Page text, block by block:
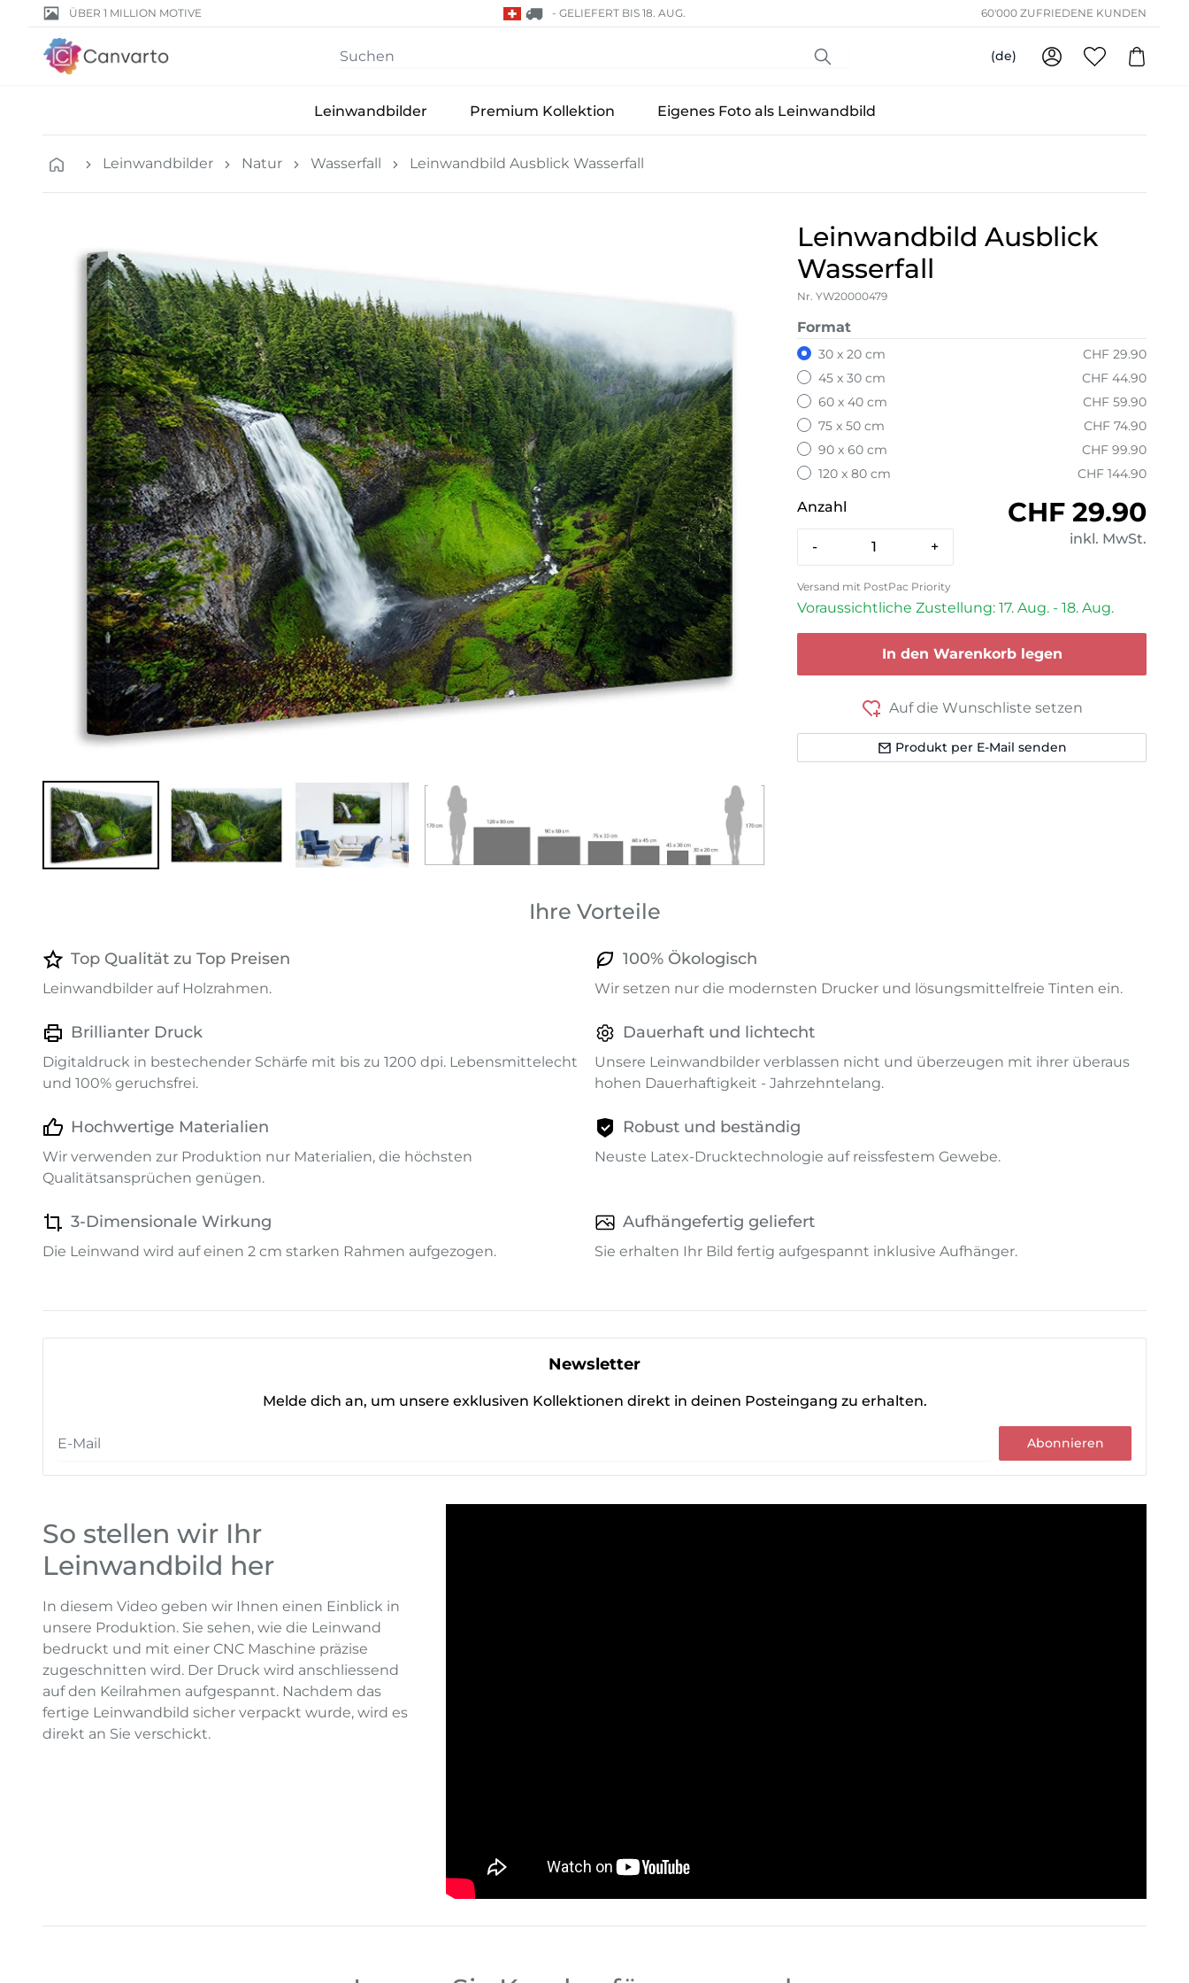
ÜBER 1 MILLION MOTIVE - GELIEFERT BIS 18. AUG. 60'000 ZUFRIEDENE KUNDEN
(de)
Leinwandbilder Premium Kollektion Eigenes Foto als Leinwandbild
Leinwandbilder Natur Wasserfall Leinwandbild Ausblick Wasserfall
Leinwandbild Ausblick
Wasserfall
Nr. YW20000479
Format
30 x 20 cm
CHF 29.90
45 x 30 cm
CHF 44.90
60 x 40 cm
CHF 59.90
75 x 50 cm
CHF 74.90
90 x 60 cm
CHF 99.90
120 x 80 cm
CHF 144.90
Anzahl
- +
Normaler
CHF 29.90
inkl. MwSt.
Versand mit PostPac Priority
Voraussichtliche Zustellung: 17. Aug. - 18. Aug.
In den Warenkorb legen
Auf die Wunschliste setzen
Produkt per E-Mail senden
Ihre Vorteile
Top Qualität zu Top Preisen
Leinwandbilder auf Holzrahmen.
100% Ökologisch
Wir setzen nur die modernsten Drucker und lösungsmittelfreie Tinten ein.
Brillianter Druck
Digitaldruck in bestechender Schärfe mit bis zu 1200 dpi. Lebensmittelecht
und 100% geruchsfrei.
Dauerhaft und lichtecht
Unsere Leinwandbilder verblassen nicht und überzeugen mit ihrer überaus
hohen Dauerhaftigkeit - Jahrzehntelang.
Hochwertige Materialien
Wir verwenden zur Produktion nur Materialien, die höchsten
Qualitätsansprüchen genügen.
Robust und beständig
Neuste Latex-Drucktechnologie auf reissfestem Gewebe.
3-Dimensionale Wirkung
Die Leinwand wird auf einen 2 cm starken Rahmen aufgezogen.
Aufhängefertig geliefert
Sie erhalten Ihr Bild fertig aufgespannt inklusive Aufhänger.
Newsletter
Melde dich an, um unsere exklusiven Kollektionen direkt in deinen Posteingang zu erhalten.
Abonnieren
So stellen wir Ihr
Leinwandbild her
In diesem Video geben wir Ihnen einen Einblick in
unsere Produktion. Sie sehen, wie die Leinwand
bedruckt und mit einer CNC Maschine präzise
zugeschnitten wird. Der Druck wird anschliessend
auf den Keilrahmen aufgespannt. Nachdem das
fertige Leinwandbild sicher verpackt wurde, wird es
direkt an Sie verschickt.